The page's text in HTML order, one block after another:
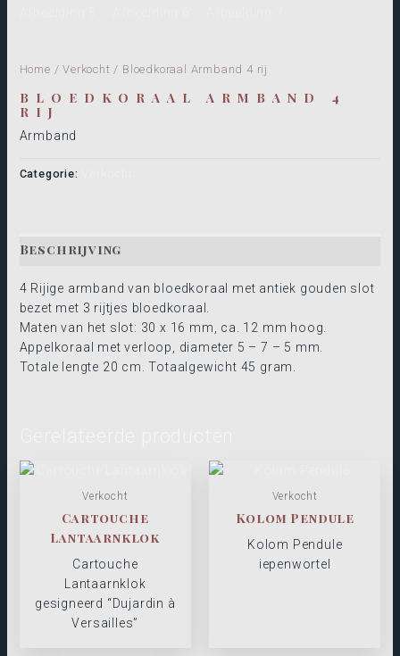
Home /Verkocht / Bloedkoraal Armband 4 rij
BLOEDKORAAL ARMBAND 4
RIJ
Armband
Categorie:
Beschrijving
4 Rijige armband van bloedkoraal met antiek gouden slot
bezet met 3 rijtjes bloedkoraal.
Maten van het slot: 30 x 16 mm, ca. 12 mm hoog.
Appelkoraal met verloop, diameter 5 – 7 – 5 mm.
Totale lengte 20 cm. Totaalgewicht 45 gram.
Verkocht
Cartouche
Lantaarnklok
Cartouche
Lantaarnklok
gesigneerd “Dujardin à
Versailles”
Verkocht
Kolom Pendule
Kolom Pendule
iepenwortel